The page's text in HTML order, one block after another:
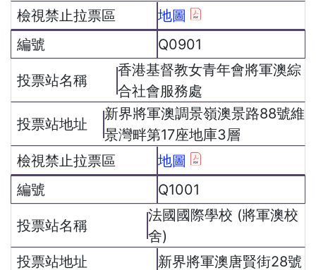
地圖
Q0901
香港基督教女青年會將軍澳綜
合社會服務處
新界將軍澳調景嶺澳景路88號維
景灣畔第17座地庫3層
地圖
Q1001
法國國際學校 (將軍澳校
舍)
新界將軍澳唐賢街28號